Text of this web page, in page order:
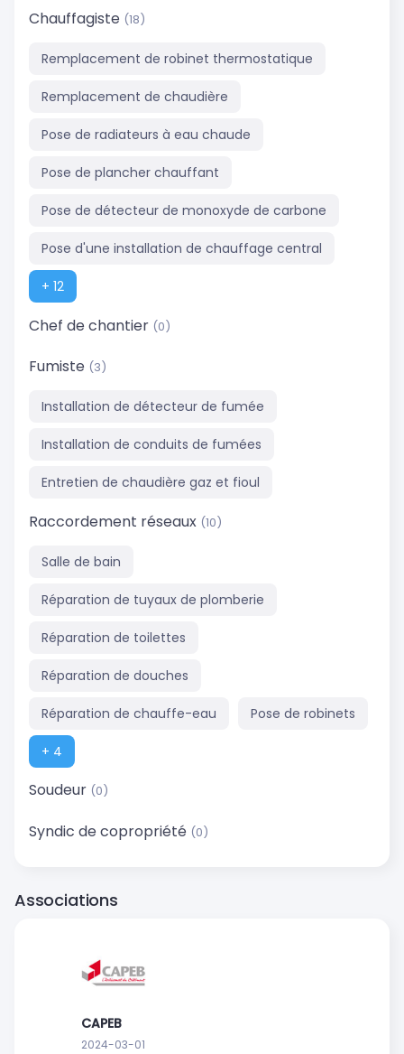
Chauffagiste (18)
Remplacement de robinet thermostatique
Remplacement de chaudière
Pose de radiateurs à eau chaude
Pose de plancher chauffant
Pose de détecteur de monoxyde de carbone
Pose d'une installation de chauffage central
+ 12
Chef de chantier (0)
Fumiste (3)
Installation de détecteur de fumée
Installation de conduits de fumées
Entretien de chaudière gaz et fioul
Raccordement réseaux (10)
Salle de bain
Réparation de tuyaux de plomberie
Réparation de toilettes
Réparation de douches
Réparation de chauffe-eau Pose de robinets
+ 4
Soudeur (0)
Syndic de copropriété (0)
Associations
CAPEB
2024-03-01